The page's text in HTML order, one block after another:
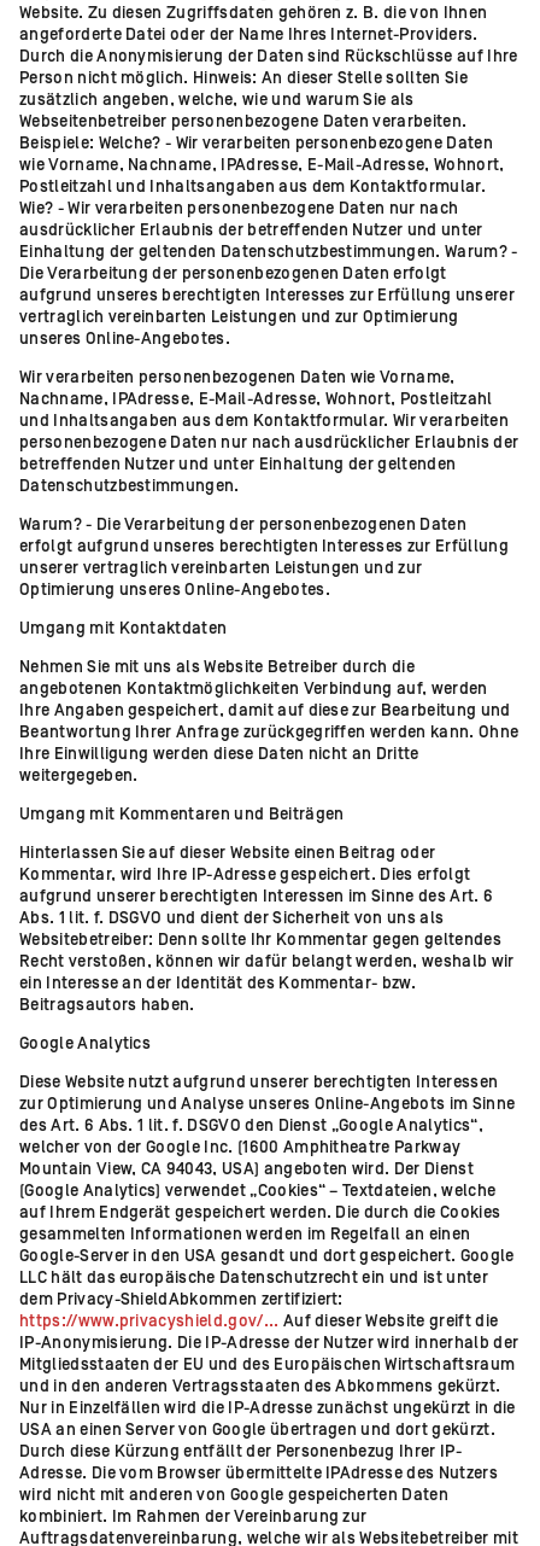
Website. Zu diesen Zugriffsdaten gehören z. B. die von Ihnen
angeforderte Datei oder der Name Ihres Internet-Providers.
Durch die Anonymisierung der Daten sind Rückschlüsse auf Ihre
Person nicht möglich. Hinweis: An dieser Stelle sollten Sie
zusätzlich angeben, welche, wie und warum Sie als
Webseitenbetreiber personenbezogene Daten verarbeiten.
Beispiele: Welche? - Wir verarbeiten personenbezogene Daten
wie Vorname, Nachname, IPAdresse, E-Mail-Adresse, Wohnort,
Postleitzahl und Inhaltsangaben aus dem Kontaktformular.
Wie? - Wir verarbeiten personenbezogene Daten nur nach
ausdrücklicher Erlaubnis der betreffenden Nutzer und unter
Einhaltung der geltenden Datenschutzbestimmungen. Warum? -
Die Verarbeitung der personenbezogenen Daten erfolgt
aufgrund unseres berechtigten Interesses zur Erfüllung unserer
vertraglich vereinbarten Leistungen und zur Optimierung
unseres Online-Angebotes.
Wir verarbeiten personenbezogenen Daten wie Vorname,
Nachname, IPAdresse, E-Mail-Adresse, Wohnort, Postleitzahl
und Inhaltsangaben aus dem Kontaktformular. Wir verarbeiten
personenbezogene Daten nur nach ausdrücklicher Erlaubnis der
betreffenden Nutzer und unter Einhaltung der geltenden
Datenschutzbestimmungen.
Warum? - Die Verarbeitung der personenbezogenen Daten
erfolgt aufgrund unseres berechtigten Interesses zur Erfüllung
unserer vertraglich vereinbarten Leistungen und zur
Optimierung unseres Online-Angebotes.
Umgang mit Kontaktdaten
Nehmen Sie mit uns als Website Betreiber durch die
angebotenen Kontaktmöglichkeiten Verbindung auf, werden
Ihre Angaben gespeichert, damit auf diese zur Bearbeitung und
Beantwortung Ihrer Anfrage zurückgegriffen werden kann. Ohne
Ihre Einwilligung werden diese Daten nicht an Dritte
weitergegeben.
Umgang mit Kommentaren und Beiträgen
Hinterlassen Sie auf dieser Website einen Beitrag oder
Kommentar, wird Ihre IP-Adresse gespeichert. Dies erfolgt
aufgrund unserer berechtigten Interessen im Sinne des Art. 6
Abs. 1 lit. f. DSGVO und dient der Sicherheit von uns als
Websitebetreiber: Denn sollte Ihr Kommentar gegen geltendes
Recht verstoßen, können wir dafür belangt werden, weshalb wir
ein Interesse an der Identität des Kommentar- bzw.
Beitragsautors haben.
Google Analytics
Diese Website nutzt aufgrund unserer berechtigten Interessen
zur Optimierung und Analyse unseres Online-Angebots im Sinne
des Art. 6 Abs. 1 lit. f. DSGVO den Dienst „Google Analytics“,
welcher von der Google Inc. (1600 Amphitheatre Parkway
Mountain View, CA 94043, USA) angeboten wird. Der Dienst
(Google Analytics) verwendet „Cookies“ – Textdateien, welche
auf Ihrem Endgerät gespeichert werden. Die durch die Cookies
gesammelten Informationen werden im Regelfall an einen
Google-Server in den USA gesandt und dort gespeichert. Google
LLC hält das europäische Datenschutzrecht ein und ist unter
dem Privacy-ShieldAbkommen zertifiziert:
https://www.privacyshield.gov/... Auf dieser Website greift die
IP-Anonymisierung. Die IP-Adresse der Nutzer wird innerhalb der
Mitgliedsstaaten der EU und des Europäischen Wirtschaftsraum
und in den anderen Vertragsstaaten des Abkommens gekürzt.
Nur in Einzelfällen wird die IP-Adresse zunächst ungekürzt in die
USA an einen Server von Google übertragen und dort gekürzt.
Durch diese Kürzung entfällt der Personenbezug Ihrer IP-
Adresse. Die vom Browser übermittelte IPAdresse des Nutzers
wird nicht mit anderen von Google gespeicherten Daten
kombiniert. Im Rahmen der Vereinbarung zur
Auftragsdatenvereinbarung, welche wir als Websitebetreiber mit